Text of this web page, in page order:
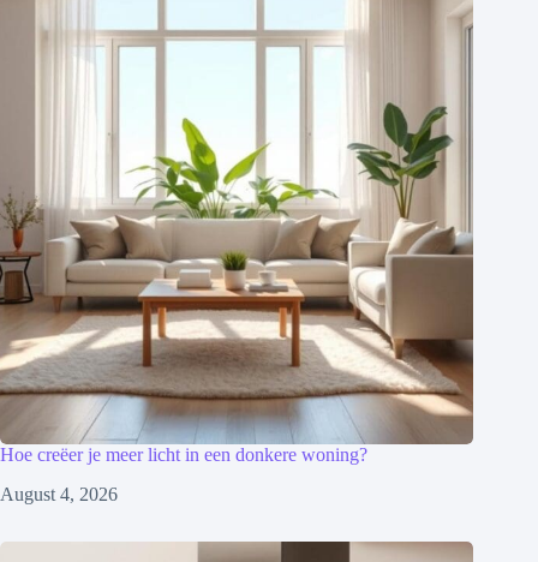
Hoe creëer je meer licht in een donkere woning?
August 4, 2026